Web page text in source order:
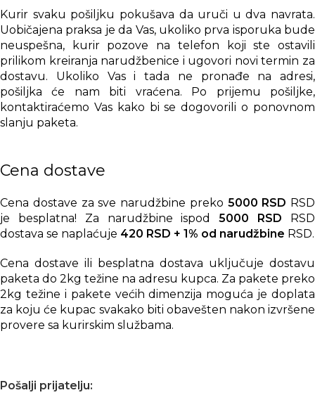
Kurir svaku pošiljku pokušava da uruči u dva navrata.
Uobičajena praksa je da Vas, ukoliko prva isporuka bude
neuspešna, kurir pozove na telefon koji ste ostavili
prilikom kreiranja narudžbenice i ugovori novi termin za
dostavu. Ukoliko Vas i tada ne pronađe na adresi,
pošiljka će nam biti vraćena. Po prijemu pošiljke,
kontaktiraćemo Vas kako bi se dogovorili o ponovnom
slanju paketa.
Cena dostave
Cena dostave za sve narudžbine preko 5000 RSD RSD
je besplatna! Za narudžbine ispod5000 RSD RSD
dostava se naplaćuje 420 RSD + 1% od narudžbine RSD.
Cena dostave ili besplatna dostava uključuje dostavu
paketa do 2kg težine na adresu kupca. Za pakete preko
2kg težine i pakete većih dimenzija moguća je doplata
za koju će kupac svakako biti obavešten nakon izvršene
provere sa kurirskim službama.
Pošalji prijatelju: